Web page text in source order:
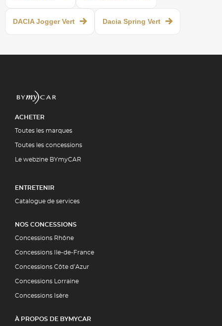
DACIA Jogger Vert Dacia Spring Vert
ACHETER
Toutes les marques
Toutes les concessions
Le webzine BYmyCAR
ENTRETENIR
Catalogue de services
NOS CONCESSIONS
Concessions Rhône
Concessions Ile-de-France
Concessions Côte d’Azur
Concessions Lorraine
Concessions Isère
À PROPOS DE BYMYCAR